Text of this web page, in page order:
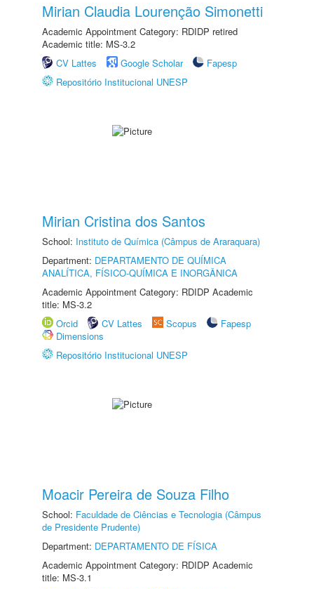
Mirian Claudia Lourenção Simonetti
Academic Appointment Category: RDIDP retired
Academic title: MS-3.2
CV Lattes
Google Scholar
Fapesp
Repositório Institucional UNESP
Mirian Cristina dos Santos
School: Instituto de Química (Câmpus de Araraquara)
Department: DEPARTAMENTO DE QUÍMICA
ANALÍTICA, FÍSICO-QUÍMICA E INORGÂNICA
Academic Appointment Category: RDIDP Academic
title: MS-3.2
Orcid
CV Lattes Scopus
Fapesp
Dimensions
Repositório Institucional UNESP
Moacir Pereira de Souza Filho
School: Faculdade de Ciências e Tecnologia (Câmpus
de Presidente Prudente)
Department: DEPARTAMENTO DE FÍSICA
Academic Appointment Category: RDIDP Academic
title: MS-3.1